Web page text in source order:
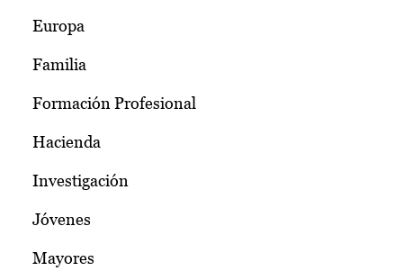
Europa
Familia
Formación Profesional
Hacienda
Investigación
Jóvenes
Mayores